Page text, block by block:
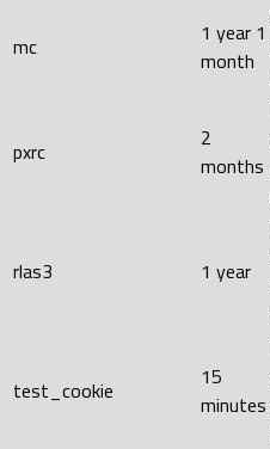
mc
1 year 1
month
pxrc
2
months
rlas3 1 year
test_cookie
15
minutes